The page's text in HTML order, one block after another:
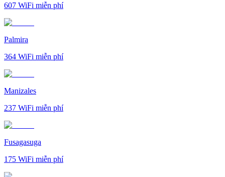
607 WiFi miễn phí
Palmira
364 WiFi miễn phí
Manizales
237 WiFi miễn phí
Fusagasuga
175 WiFi miễn phí